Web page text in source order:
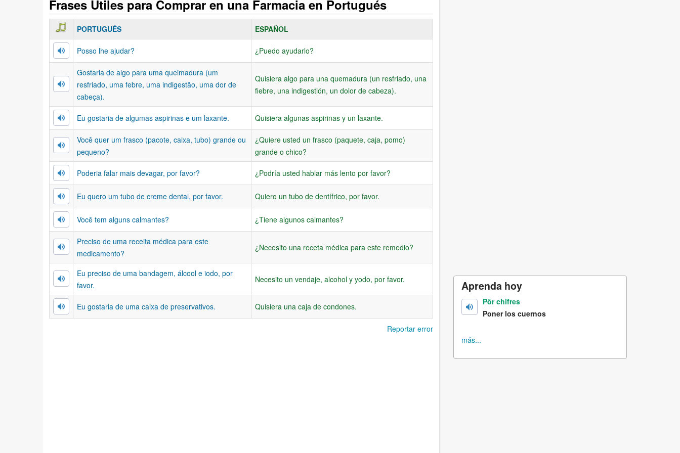
Frases Útiles para Comprar en una Farmacia en Portugués
PORTUGUÉS ESPAÑOL
Posso lhe ajudar? ¿Puedo ayudarlo?
Gostaria de algo para uma queimadura (um
resfriado, uma febre, uma indigestão, uma dor de
cabeça).
Quisiera algo para una quemadura (un resfriado, una
fiebre, una indigestión, un dolor de cabeza).
Eu gostaria de algumas aspirinas e um laxante. Quisiera algunas aspirinas y un laxante.
Você quer um frasco (pacote, caixa, tubo) grande ou
pequeno?
¿Quiere usted un frasco (paquete, caja, pomo)
grande o chico?
Poderia falar mais devagar, por favor? ¿Podría usted hablar más lento por favor?
Eu quero um tubo de creme dental, por favor. Quiero un tubo de dentífrico, por favor.
Você tem alguns calmantes? ¿Tiene algunos calmantes?
Preciso de uma receita médica para este
medicamento?
¿Necesito una receta médica para este remedio?
Eu preciso de uma bandagem, álcool e iodo, por
favor.
Necesito un vendaje, alcohol y yodo, por favor.
Eu gostaria de uma caixa de preservativos. Quisiera una caja de condones.
Reportar error
Aprenda hoy
Pôr chifres
Poner los cuernos
más...